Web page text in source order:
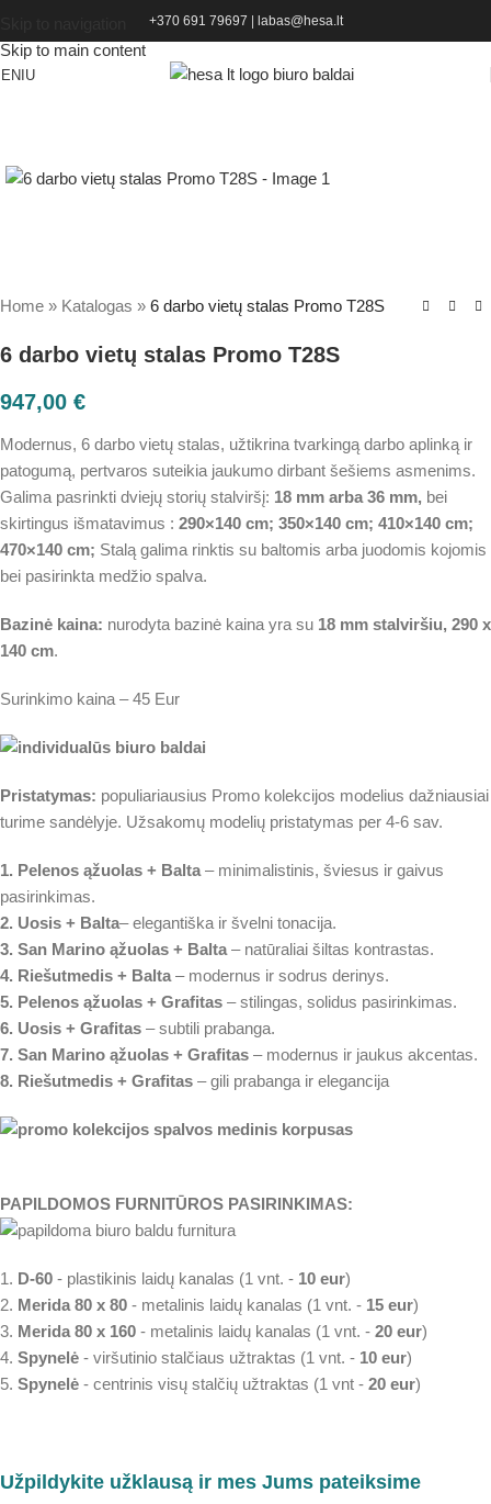
Skip to main content
+370 691 79697 labas@hesa.lt
Home » Katalogas » 6 darbo vietų stalas Promo T28S
6 darbo vietų stalas Promo T28S
947,00 €
Modernus, 6 darbo vietų stalas, užtikrina tvarkingą darbo aplinką ir
patogumą, pertvaros suteikia jaukumo dirbant šešiems asmenims.
Galima pasrinkti dviejų storių stalviršį: 18 mm arba 36 mm, bei
skirtingus išmatavimus : 290×140 cm; 350×140 cm; 410×140 cm;
470×140 cm; Stalą galima rinktis su baltomis arba juodomis kojomis
bei pasirinkta medžio spalva.
Bazinė kaina: nurodyta bazinė kaina yra su 18 mm stalviršiu, 290 x
140 cm.
Surinkimo kaina – 45 Eur
Pristatymas: populiariausius Promo kolekcijos modelius dažniausiai
turime sandėlyje. Užsakomų modelių pristatymas per 4-6 sav.
1. Pelenos ąžuolas + Balta – minimalistinis, šviesus ir gaivus
pasirinkimas.
2. Uosis + Balta– elegantiška ir švelni tonacija.
3. San Marino ąžuolas + Balta – natūraliai šiltas kontrastas.
4. Riešutmedis + Balta – modernus ir sodrus derinys.
5. Pelenos ąžuolas + Grafitas – stilingas, solidus pasirinkimas.
6. Uosis + Grafitas – subtili prabanga.
7. San Marino ąžuolas + Grafitas – modernus ir jaukus akcentas.
8. Riešutmedis + Grafitas – gili prabanga ir elegancija
PAPILDOMOS FURNITŪROS PASIRINKIMAS:
1. D-60 - plastikinis laidų kanalas (1 vnt. - 10 eur)
2. Merida 80 x 80 - metalinis laidų kanalas (1 vnt. - 15 eur)
3. Merida 80 x 160 - metalinis laidų kanalas (1 vnt. - 20 eur)
4. Spynelė - viršutinio stalčiaus užtraktas (1 vnt. - 10 eur)
5. Spynelė - centrinis visų stalčių užtraktas (1 vnt - 20 eur)
Užpildykite užklausą ir mes Jums pateiksime